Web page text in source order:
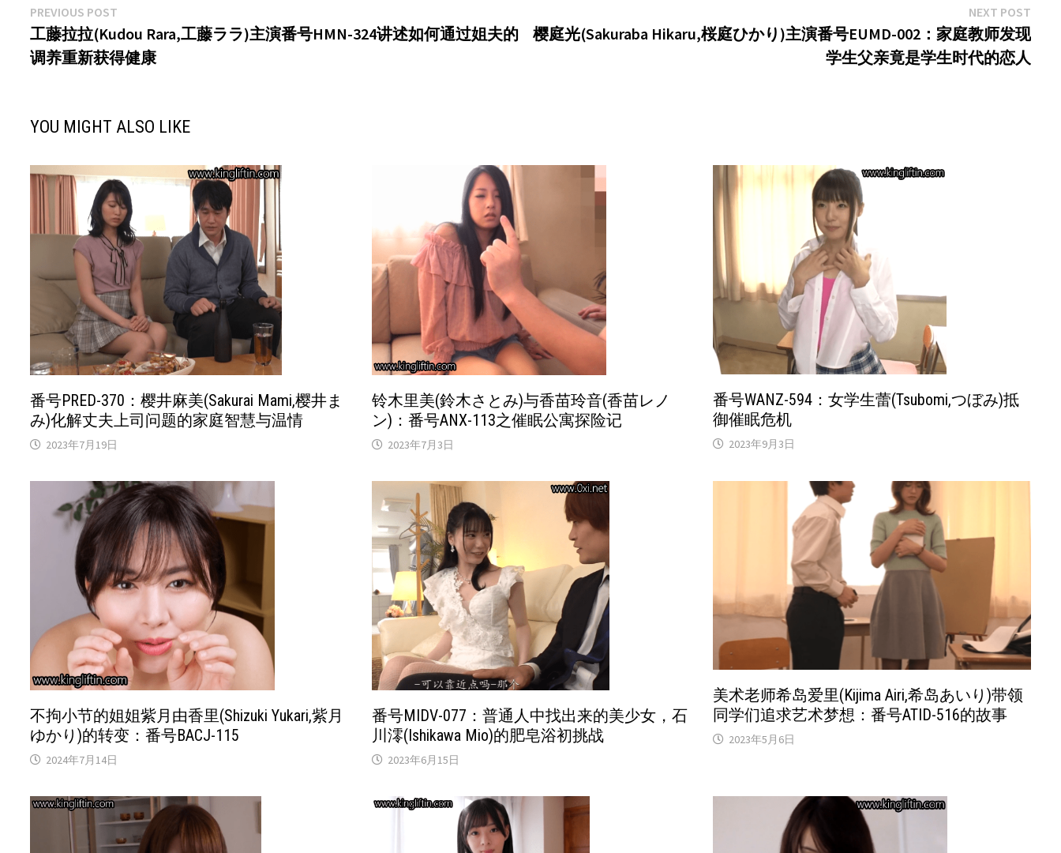
文
章
导
PREVIOUS POST
post:
工藤拉拉(Kudou Rara,工藤ララ)主演番号HMN-324讲述如何通过姐夫的
调养重新获得健康
NEXT POSTNext
post:
樱庭光(Sakuraba Hikaru,桜庭ひかり)主演番号EUMD-002：家庭教师发现
学生父亲竟是学生时代的恋人
YOU MIGHT ALSO LIKE
番号PRED-370：樱井麻美(Sakurai Mami,樱井ま
み)化解丈夫上司问题的家庭智慧与温情
2023年7月19日
铃木里美(鈴木さとみ)与香苗玲音(香苗レノ
ン)：番号ANX-113之催眠公寓探险记
2023年7月3日
番号WANZ-594：女学生蕾(Tsubomi,つぼみ)抵
御催眠危机
2023年9月3日
不拘小节的姐姐紫月由香里(Shizuki Yukari,紫月
ゆかり)的转变：番号BACJ-115
2024年7月14日
番号MIDV-077：普通人中找出来的美少女，石
川澪(Ishikawa Mio)的肥皂浴初挑战
2023年6月15日
美术老师希岛爱里(Kijima Airi,希岛あいり)带领
同学们追求艺术梦想：番号ATID-516的故事
2023年5月6日